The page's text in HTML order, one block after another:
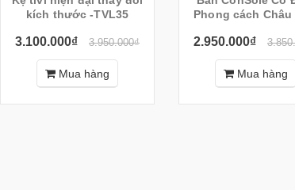
kích thước -TVL35
3.100.000₫ 3.950.000₫
Mua hàng
Phong cách Châu
2.950.000₫
Mua hàng